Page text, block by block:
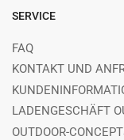
SERVICE
FAQ
KONTAKT UND
LADENGESCHÄFT
OUTDOOR-